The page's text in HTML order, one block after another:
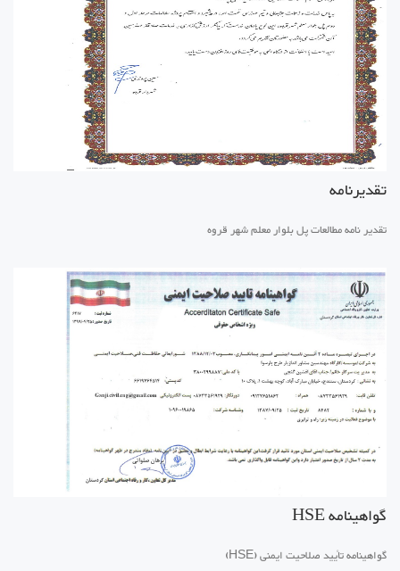
تقدیرنامه
تقدیر نامه مطالعات پل بلوار معلم شهر قروه
گواهینامه HSE
گواهینامه تأیید صلاحیت ایمنی (HSE)